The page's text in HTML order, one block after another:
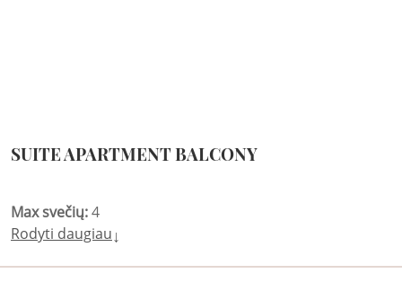
SUITE APARTMENT BALCONY
Max svečių:4
Rodyti daugiau